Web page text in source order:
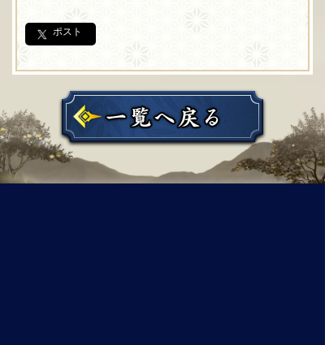
ポスト